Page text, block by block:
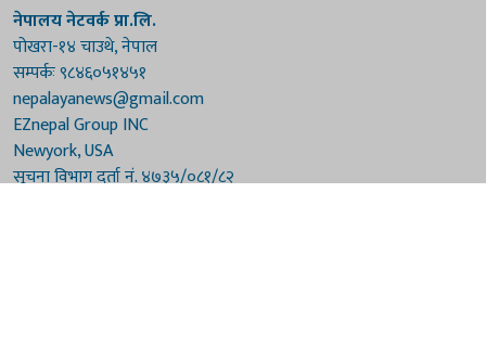
नेपालय नेटवर्क प्रा.लि.
पोखरा-१४ चाउथे, नेपाल
सम्पर्कः ९८४६०५१४५१
nepalayanews@gmail.com
EZnepal Group INC
Newyork, USA
सूचना विभाग दर्ता नं. ४७३५/०८१/८२